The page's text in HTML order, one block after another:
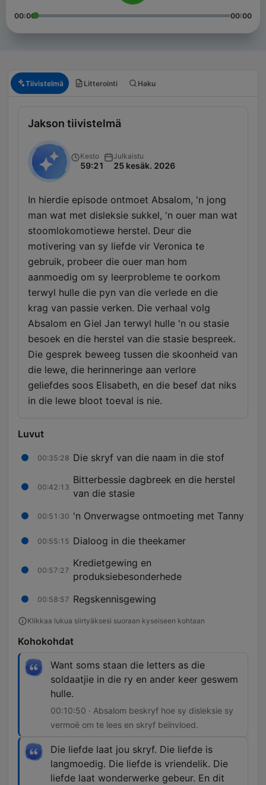
00:00 00:00
Tiivistelmä Litterointi Haku
Jakson tiivistelmä
Kesto
59:21
Julkaistu
25 kesäk. 2026
In hierdie episode ontmoet Absalom, 'n jong
man wat met disleksie sukkel, 'n ouer man wat
stoomlokomotiewe herstel. Deur die
motivering van sy liefde vir Veronica te
gebruik, probeer die ouer man hom
aanmoedig om sy leerprobleme te oorkom
terwyl hulle die pyn van die verlede en die
krag van passie verken. Die verhaal volg
Absalom en Giel Jan terwyl hulle 'n ou stasie
besoek en die herstel van die stasie bespreek.
Die gesprek beweeg tussen die skoonheid van
die lewe, die herinneringe aan verlore
geliefdes soos Elisabeth, en die besef dat niks
in die lewe bloot toeval is nie.
Luvut
00:35:28 Die skryf van die naam in die stof
00:42:13
Bitterbessie dagbreek en die herstel
van die stasie
00:51:30 'n Onverwagse ontmoeting met Tanny
00:55:15 Dialoog in die theekamer
00:57:27
Kredietgewing en
produksiebesonderhede
00:58:57 Regskennisgewing
Klikkaa lukua siirtyäksesi suoraan kyseiseen kohtaan
Kohokohdat
Want soms staan die letters as die
soldaatjie in die ry en ander keer geswem
hulle.
00:10:50 · Absalom beskryf hoe sy disleksie sy
vermoë om te lees en skryf beïnvloed.
Die liefde laat jou skryf. Die liefde is
langmoedig. Die liefde is vriendelik. Die
liefde laat wonderwerke gebeur. En dit